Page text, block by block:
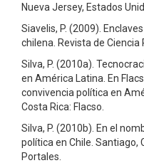
Nueva Jersey, Estados
Siavelis, P. (2009).
chilena. Revista de Ciencia
Silva, P. (2010a).
en América Latina. En
convivencia política en
Costa Rica: Flacso.
Silva, P. (2010b). En el
política en Chile. Santiago,
Portales.